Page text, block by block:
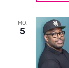
MO.
5